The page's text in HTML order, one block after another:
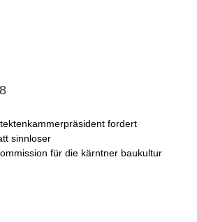
fordert
sinnloser
für die kärntner baukultur